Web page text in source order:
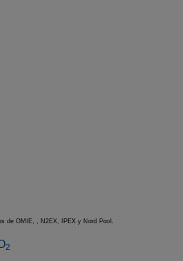
de OMIE, , N2EX, IPEX y Nord Pool.
2